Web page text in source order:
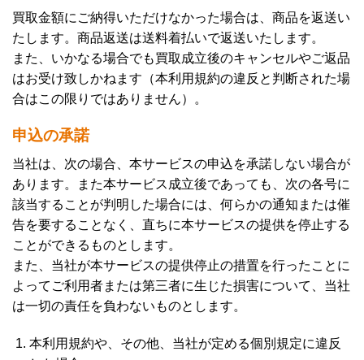
買取金額にご納得いただけなかった場合は、商品を返送い
たします。商品返送は送料着払いで返送いたします。
また、いかなる場合でも買取成立後のキャンセルやご返品
はお受け致しかねます（本利用規約の違反と判断された場
合はこの限りではありません）。
申込の承諾
当社は、次の場合、本サービスの申込を承諾しない場合が
あります。また本サービス成立後であっても、次の各号に
該当することが判明した場合には、何らかの通知または催
告を要することなく、直ちに本サービスの提供を停止する
ことができるものとします。
また、当社が本サービスの提供停止の措置を行ったことに
よってご利用者または第三者に生じた損害について、当社
は一切の責任を負わないものとします。
本利用規約や、その他、当社が定める個別規定に違反